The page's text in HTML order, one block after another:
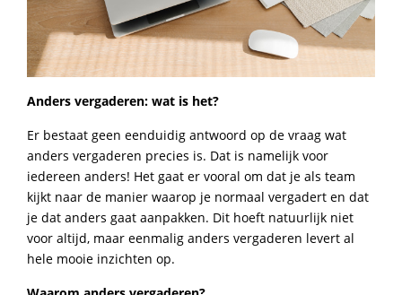
Anders vergaderen: wat is het?
Er bestaat geen eenduidig antwoord op de vraag wat
anders vergaderen precies is. Dat is namelijk voor
iedereen anders! Het gaat er vooral om dat je als team
kijkt naar de manier waarop je normaal vergadert en dat
je dat anders gaat aanpakken. Dit hoeft natuurlijk niet
voor altijd, maar eenmalig anders vergaderen levert al
hele mooie inzichten op.